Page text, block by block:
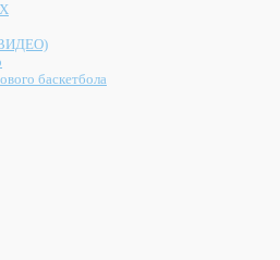
баскетбола